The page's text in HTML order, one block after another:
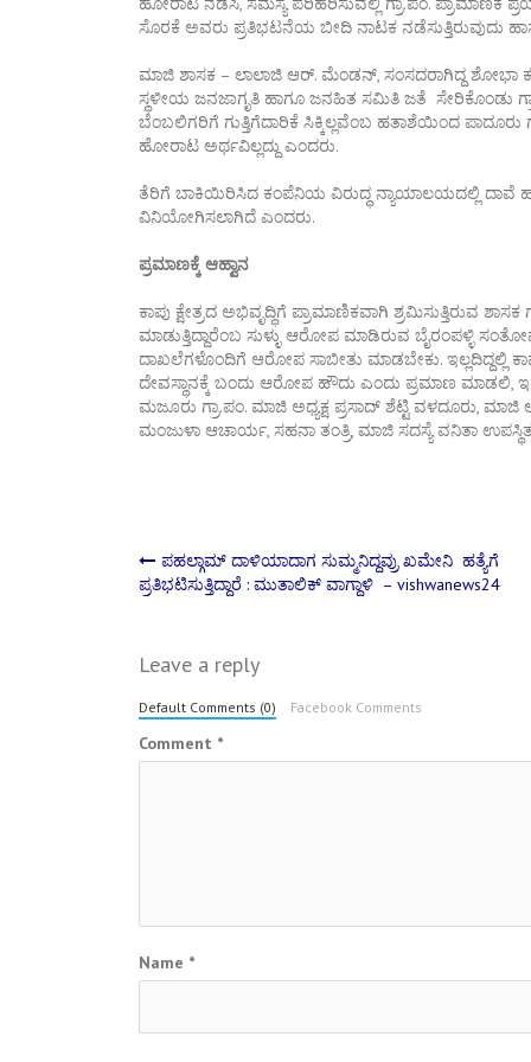
ಸೊರಕೆ ಅವರು ಪ್ರತಿಭಟನೆಯ ಬೀದಿ ನಾಟಕ ನಡೆಸುತ್ತಿರುವುದು
ಮಾಜಿ ಶಾಸಕ – ಲಾಲಾಜಿ ಆರ್. ಮೆಂಡನ್, ಸಂಸದರಾಗಿದ್ದ ಶೋಭಾ
ಸ್ಥಳೀಯ ಜನಜಾಗೃತಿ ಹಾಗೂ ಜನಹಿತ ಸಮಿತಿ ಜತೆ ಸೇರಿಕೊಂಡು
ಬೆಂಬಲಿಗರಿಗೆ ಗುತ್ತಿಗೆದಾರಿಕೆ ಸಿಕ್ಕಿಲ್ಲವೆಂಬ ಹತಾಶೆಯಿಂದ
ಹೋರಾಟ ಅರ್ಥವಿಲ್ಲದ್ದು ಎಂದರು.
ತೆರಿಗೆ ಬಾಕಿಯಿರಿಸಿದ ಕಂಪೆನಿಯ ವಿರುದ್ಧ ನ್ಯಾಯಾಲಯದಲ್ಲಿ ದಾವೆ
ವಿನಿಯೋಗಿಸಲಾಗಿದೆ ಎಂದರು.
ಪ್ರಮಾಣಕ್ಕೆ ಆಹ್ವಾನ
ಕಾಪು ಕ್ಷೇತ್ರದ ಅಭಿವೃದ್ಧಿಗೆ ಪ್ರಾಮಾಣಿಕವಾಗಿ ಶ್ರಮಿಸುತ್ತಿರುವ
ಮಾಡುತ್ತಿದ್ದಾರೆಂಬ ಸುಳ್ಳು ಆರೋಪ ಮಾಡಿರುವ ಬೈರಂಪಳ್ಳಿ
ದಾಖಲೆಗಳೊಂದಿಗೆ ಆರೋಪ ಸಾಬೀತು ಮಾಡಬೇಕು. ಇಲ್ಲದಿದ್ದಲ್ಲಿ
ದೇವಸ್ಥಾನಕ್ಕೆ ಬಂದು ಆರೋಪ ಹೌದು ಎಂದು ಪ್ರಮಾಣ ಮಾಡಲಿ,
ಮಜೂರು ಗ್ರಾ.ಪಂ. ಮಾಜಿ ಅಧ್ಯಕ್ಷ ಪ್ರಸಾದ್ ಶೆಟ್ಟಿ ವಳದೂರು,
ಮಂಜುಳಾ ಆಚಾರ್ಯ, ಸಹನಾ ತಂತ್ರಿ, ಮಾಜಿ ಸದಸ್ಯೆ ವನಿತಾ
Post
ಪಹಲ್ಗಾಮ್‌ ದಾಳಿಯಾದಾಗ ಸುಮ್ಮನಿದ್ದವ್ರು ಖಮೇನಿ ಹತ್ಯೆಗೆ
ಪ್ರತಿಭಟಿಸುತ್ತಿದ್ದಾರೆ : ಮುತಾಲಿಕ್‌ ವಾಗ್ದಾಳಿ – vishwanews24
Leave a reply
Default Comments (0) Facebook Comments
Comment *
Name *